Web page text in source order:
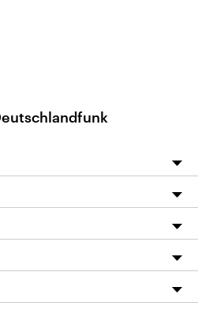
dlf.de